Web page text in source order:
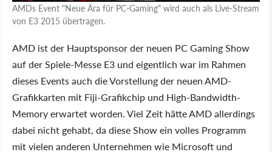
AMDs Event "Neue Ära für PC-Gaming" wird auch als Live-Stream
von E3 2015 übertragen.
AMD ist der Hauptsponsor der neuen PC Gaming Show
auf der Spiele-Messe E3 und eigentlich war im Rahmen
dieses Events auch die Vorstellung der neuen AMD-
Grafikkarten mit Fiji-Grafikchip und High-Bandwidth-
Memory erwartet worden. Viel Zeit hätte AMD allerdings
dabei nicht gehabt, da diese Show ein volles Programm
mit vielen anderen Unternehmen wie Microsoft und